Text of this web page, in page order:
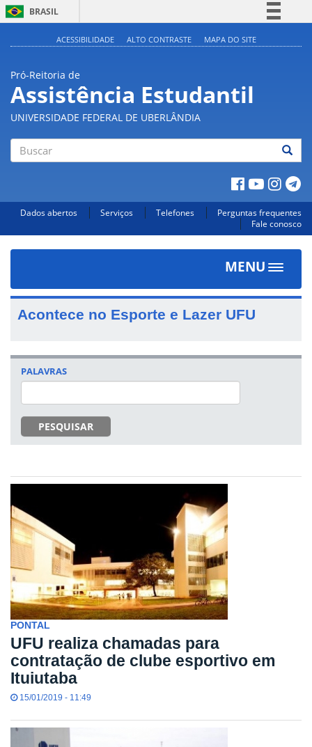
BRASIL
Acesso à informação
Legislação
Canais
ACESSIBILIDADE ALTO CONTRASTE MAPA DO SITE
Pró-Reitoria de
Assistência Estudantil
UNIVERSIDADE FEDERAL DE UBERLÂNDIA
Dados abertos Serviços Telefones
Perguntas frequentes
Fale conosco
MENU
Toggle
Acontece no Esporte e Lazer UFU
PALAVRAS
PESQUISAR
PONTAL
UFU realiza chamadas para
contratação de clube esportivo em
Ituiutaba
15/01/2019 - 11:49